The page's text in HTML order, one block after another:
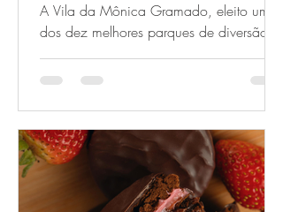
A Vila da Mônica Gramado, eleito um
dos dez melhores parques de diversão
2024/2025, acaba de anunciar uma
marca pertencente à MDA Alimentos, de
São Francisco de Paula/RS. A collab
une duas referências do Rio Grande do
Sul – uma no setor de entretenimento e
turismo, outra no ramo alimentício – na